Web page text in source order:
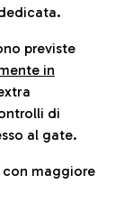
previste
in
di
al gate.
con maggiore